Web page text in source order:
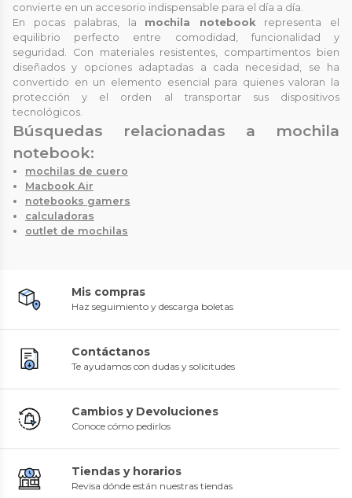
convierte en un accesorio indispensable para el día a día.
En pocas palabras, la mochila notebookrepresenta el
equilibrio perfecto entre comodidad, funcionalidad y
seguridad. Con materiales resistentes, compartimentos bien
diseñados y opciones adaptadas a cada necesidad, se ha
convertido en un elemento esencial para quienes valoran la
protección y el orden al transportar sus dispositivos
tecnológicos.
Búsquedas relacionadas a mochila
notebook:
mochilas de cuero
Macbook Air
notebooks gamers
calculadoras
outlet de mochilas
Mis compras
Haz seguimiento y descarga boletas
Contáctanos
Te ayudamos con dudas y solicitudes
Cambios y Devoluciones
Conoce cómo pedirlos
Tiendas y horarios
Revisa dónde están nuestras tiendas